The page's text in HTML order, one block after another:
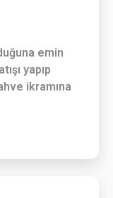
emin
yapıp
ikramına